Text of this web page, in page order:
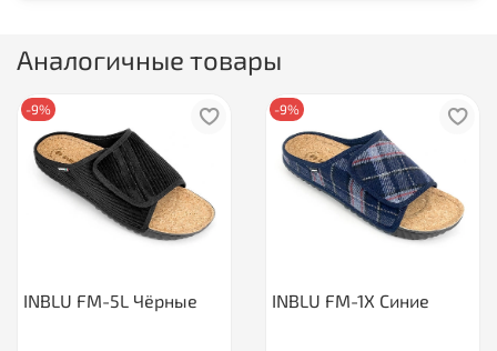
Аналогичные товары
-9%
INBLU FM-5L Чёрные
-9%
INBLU FM-1X Синие